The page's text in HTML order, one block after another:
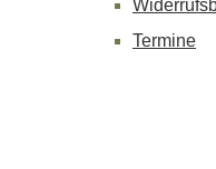
Termine